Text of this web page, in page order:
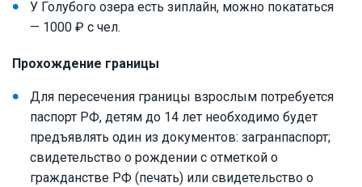
У Голубого озера есть зиплайн, можно покататься
— 1000 ₽ с чел.
Прохождение границы
Для пересечения границы взрослым потребуется
паспорт РФ, детям до 14 лет необходимо будет
предъявлять один из документов: загранпаспорт;
свидетельство о рождении с отметкой о
гражданстве РФ (печать) или свидетельство о